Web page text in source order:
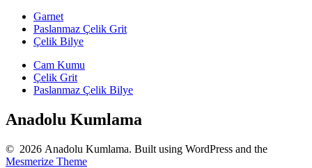
Garnet
Paslanmaz Çelik Grit
Çelik Bilye
Cam Kumu
Çelik Grit
Paslanmaz Çelik Bilye
Anadolu Kumlama
© 2026 Anadolu Kumlama. Built using WordPress and the
Mesmerize Theme